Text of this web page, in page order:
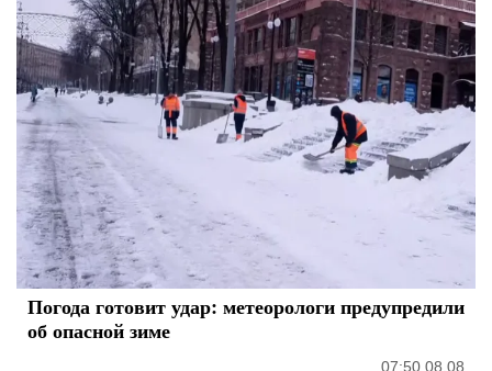
Погода готовит удар: метеорологи предупредили
об опасной зиме
07:50 08.08